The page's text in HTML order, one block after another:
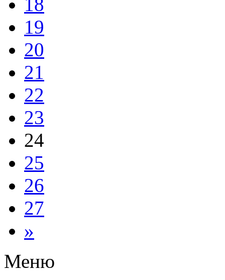
19
20
21
22
23
24
25
26
27
»
Меню